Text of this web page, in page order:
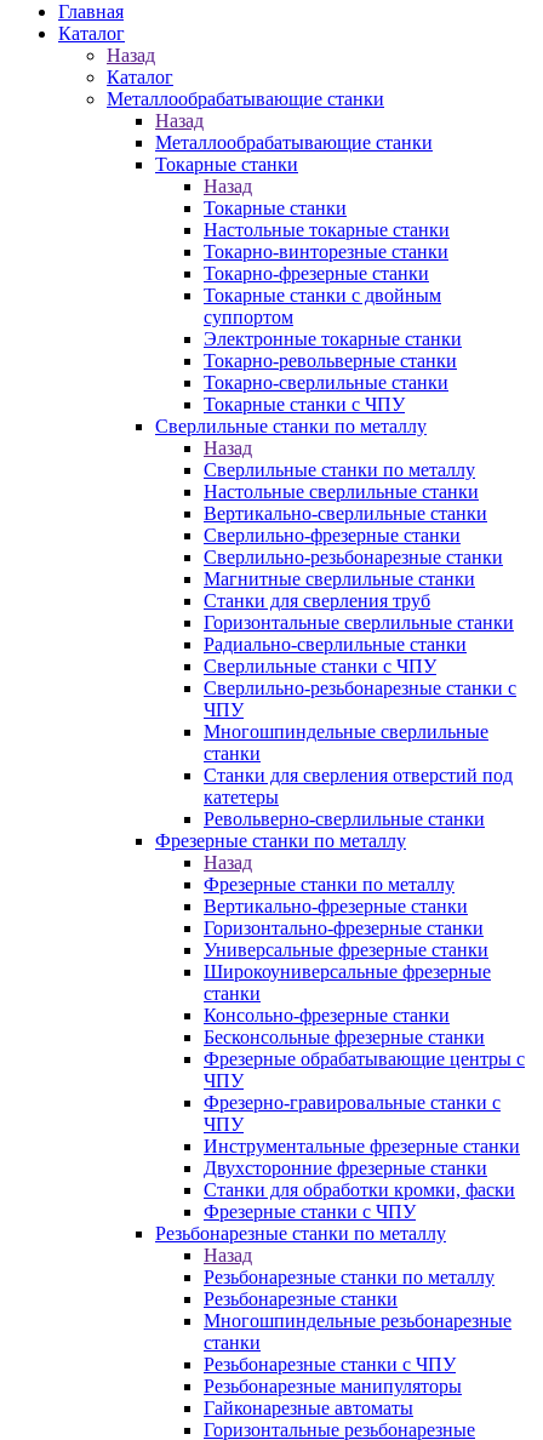
Главная
Каталог
Назад
Каталог
Металлообрабатывающие станки
Назад
Металлообрабатывающие станки
Токарные станки
Назад
Токарные станки
Настольные токарные станки
Токарно-винторезные станки
Токарно-фрезерные станки
Токарные станки с двойным
суппортом
Электронные токарные станки
Токарно-револьверные станки
Токарно-сверлильные станки
Токарные станки с ЧПУ
Сверлильные станки по металлу
Назад
Сверлильные станки по металлу
Настольные сверлильные станки
Вертикально-сверлильные станки
Сверлильно-фрезерные станки
Сверлильно-резьбонарезные станки
Магнитные сверлильные станки
Станки для сверления труб
Горизонтальные сверлильные станки
Радиально-сверлильные станки
Сверлильные станки с ЧПУ
Сверлильно-резьбонарезные станки с
ЧПУ
Многошпиндельные сверлильные
станки
Станки для сверления отверстий под
катетеры
Револьверно-сверлильные станки
Фрезерные станки по металлу
Назад
Фрезерные станки по металлу
Вертикально-фрезерные станки
Горизонтально-фрезерные станки
Универсальные фрезерные станки
Широкоуниверсальные фрезерные
станки
Консольно-фрезерные станки
Бесконсольные фрезерные станки
Фрезерные обрабатывающие центры с
ЧПУ
Фрезерно-гравировальные станки с
ЧПУ
Инструментальные фрезерные станки
Двухсторонние фрезерные станки
Станки для обработки кромки, фаски
Фрезерные станки с ЧПУ
Резьбонарезные станки по металлу
Назад
Резьбонарезные станки по металлу
Резьбонарезные станки
Многошпиндельные резьбонарезные
станки
Резьбонарезные станки с ЧПУ
Резьбонарезные манипуляторы
Гайконарезные автоматы
Горизонтальные резьбонарезные